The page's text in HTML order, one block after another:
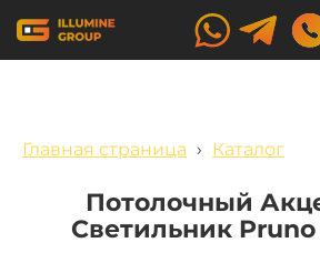
Главная страница › Каталог
Потолочный
Светильник